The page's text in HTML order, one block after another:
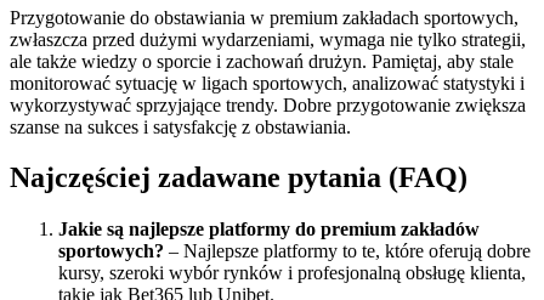
Przygotowanie do obstawiania w premium zakładach sportowych,
zwłaszcza przed dużymi wydarzeniami, wymaga nie tylko strategii,
ale także wiedzy o sporcie i zachowań drużyn. Pamiętaj, aby stale
monitorować sytuację w ligach sportowych, analizować statystyki i
wykorzystywać sprzyjające trendy. Dobre przygotowanie zwiększa
szanse na sukces i satysfakcję z obstawiania.
Najczęściej zadawane pytania (FAQ)
Jakie są najlepsze platformy do premium zakładów
sportowych? – Najlepsze platformy to te, które oferują dobre
kursy, szeroki wybór rynków i profesjonalną obsługę klienta,
takie jak Bet365 lub Unibet.